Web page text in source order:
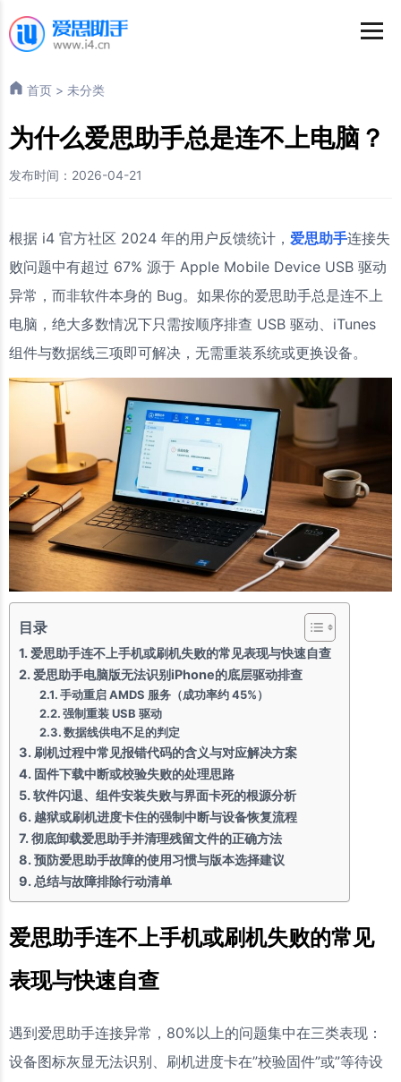
首页 > 未分类
为什么爱思助手总是连不上电脑？
发布时间：2026-04-21
根据 i4 官方社区 2024 年的用户反馈统计， 爱思助手连接失
败问题中有超过 67% 源于 Apple Mobile Device USB 驱动
异常，而非软件本身的 Bug。如果你的爱思助手总是连不上
电脑，绝大多数情况下只需按顺序排查 USB 驱动、iTunes
组件与数据线三项即可解决，无需重装系统或更换设备。
目录
爱思助手连不上手机或刷机失败的常见表现与快速自查
爱思助手电脑版无法识别iPhone的底层驱动排查
手动重启 AMDS 服务（成功率约 45%）
强制重装 USB 驱动
数据线供电不足的判定
刷机过程中常见报错代码的含义与对应解决方案
固件下载中断或校验失败的处理思路
软件闪退、组件安装失败与界面卡死的根源分析
越狱或刷机进度卡住的强制中断与设备恢复流程
彻底卸载爱思助手并清理残留文件的正确方法
预防爱思助手故障的使用习惯与版本选择建议
总结与故障排除行动清单
爱思助手连不上手机或刷机失败的常见
表现与快速自查
遇到爱思助手连接异常，80%以上的问题集中在三类表现：
设备图标灰显无法识别、刷机进度卡在”校验固件”或”等待设